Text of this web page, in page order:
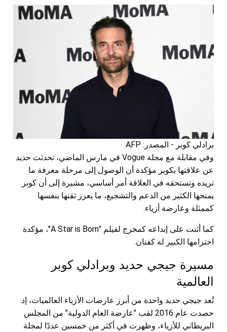
برادلي كوبر - المصدر: AFP
وفي مقابلة مع مجلة Vogue في مارس الماضي، تحدثت حديد
عن علاقتها بكوبر مؤكدة أن الوصول إلى مرحلة معرفة ما
تريده وتستحقه في العلاقة أمر أساسي، مشيرة إلى أن كوبر
يمنحها الكثير من الدعم والتشجيع، ما يعزز ثقتها بنفسها
كممثلة وعارضة أزياء.
كما أثنت على إبداعه كمخرج لفيلم "A Star is Born"، مؤكدة
احترامها الكبير له كفنان.
مسيرة جيجي حديد وبرادلي كوبر
العالمية
تُعد جيجي حديد واحدة من أبرز عارضات الأزياء العالميات، إذ
حصدت عام 2016 لقب "عارضة العام الدولية" من المجلس
البريطاني للأزياء، وظهرت في أكثر من خمسين عددًا لمجلة